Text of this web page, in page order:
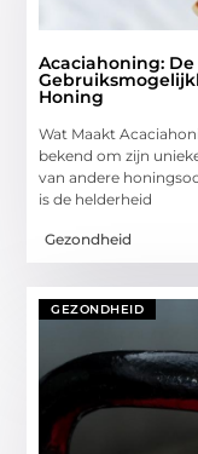
Acaciahoning:
Honing
Wat Maakt
bekend om zijn
van andere
is de helderheid
Gezondheid
GEZONDHEID